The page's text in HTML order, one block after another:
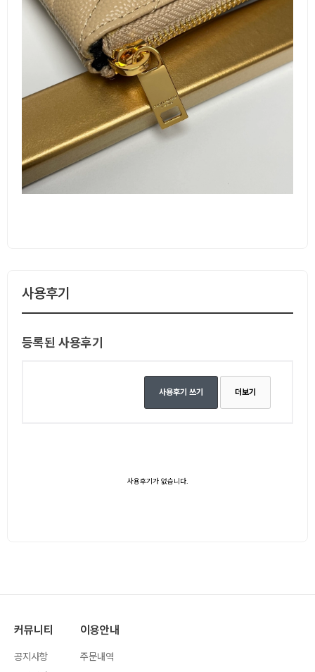
사용후기
등록된 사용후기
사용후기 쓰기 더보기
사용후기가 없습니다.
커뮤니티
공지사항
이용안내
주문내역